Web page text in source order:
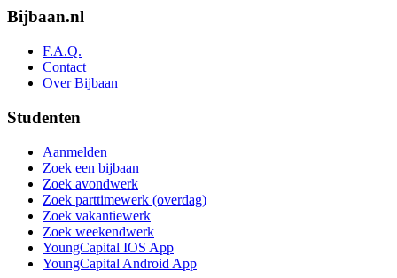
Bijbaan.nl
F.A.Q.
Contact
Over Bijbaan
Studenten
Aanmelden
Zoek een bijbaan
Zoek avondwerk
Zoek parttimewerk (overdag)
Zoek vakantiewerk
Zoek weekendwerk
YoungCapital IOS App
YoungCapital Android App